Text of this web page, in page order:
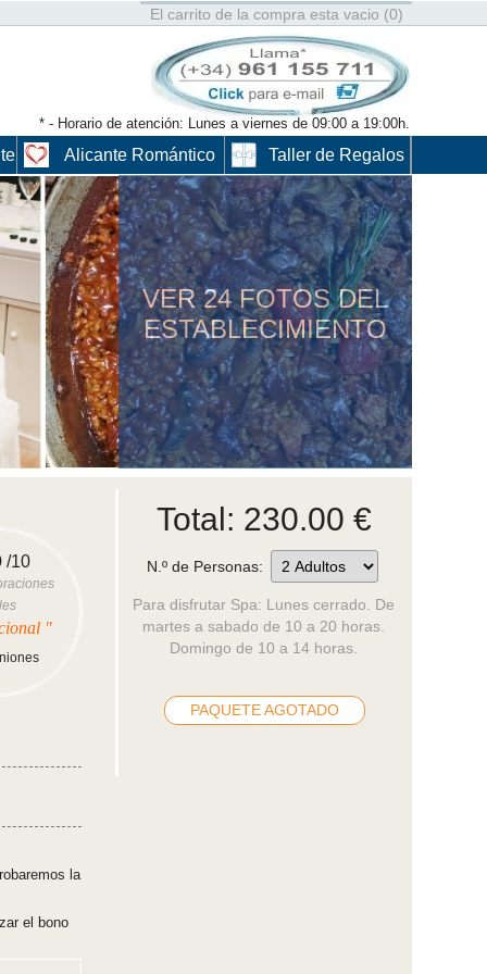
El carrito de la compra esta vacio (0)
* - Horario de atención: Lunes a viernes de 09:00 a 19:00h.
Taller de Regalos
Alicante Romántico
VER 24 FOTOS DEL
ESTABLECIMIENTO
Total: 230.00 €
N.º de Personas:
Para disfrutar Spa: Lunes cerrado. De
martes a sabado de 10 a 20 horas.
Domingo de 10 a 14 horas.
PAQUETE AGOTADO
/10
"
la
el bono